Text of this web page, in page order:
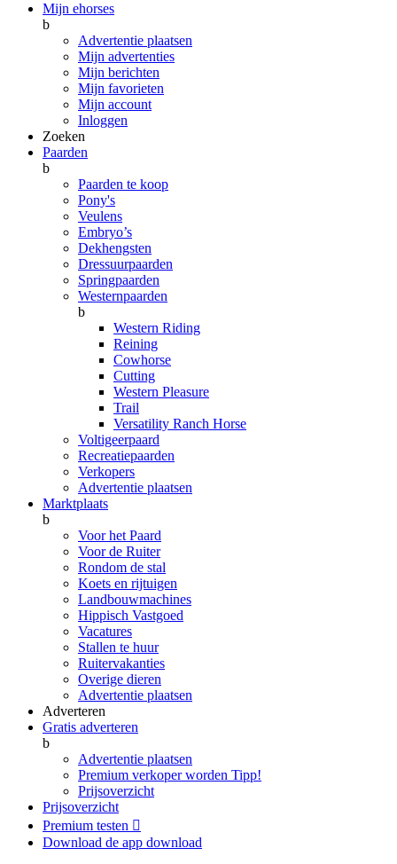
Mijn ehorses
b
Advertentie plaatsen
Mijn advertenties
Mijn berichten
Mijn favorieten
Mijn account
Inloggen
Zoeken
Paarden
b
Paarden te koop
Pony's
Veulens
Embryo’s
Dekhengsten
Dressuurpaarden
Springpaarden
Westernpaarden
b
Western Riding
Reining
Cowhorse
Cutting
Western Pleasure
Trail
Versatility Ranch Horse
Voltigeerpaard
Recreatiepaarden
Verkopers
Advertentie plaatsen
Marktplaats
b
Voor het Paard
Voor de Ruiter
Rondom de stal
Koets en rijtuigen
Landbouwmachines
Hippisch Vastgoed
Vacatures
Stallen te huur
Ruitervakanties
Overige dieren
Advertentie plaatsen
Adverteren
Gratis adverteren
b
Advertentie plaatsen
Premium verkoper worden Tipp!
Prijsoverzicht
Prijsoverzicht
Premium testen 
Download de app download